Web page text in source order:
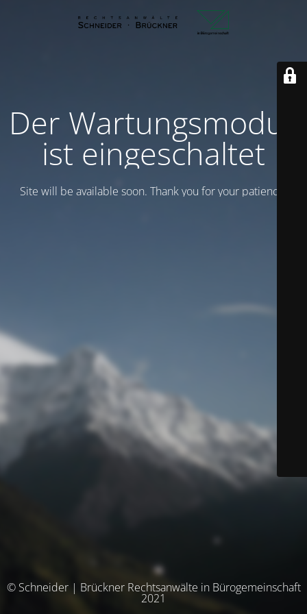
Der Wartungsmodus
ist eingeschaltet
Site will be available soon. Thank you for your patience!
© Schneider | Brückner Rechtsanwälte in Bürogemeinschaft
2021